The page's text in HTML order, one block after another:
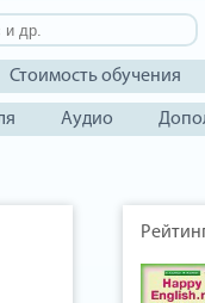
Стоимость обучения
Аудио